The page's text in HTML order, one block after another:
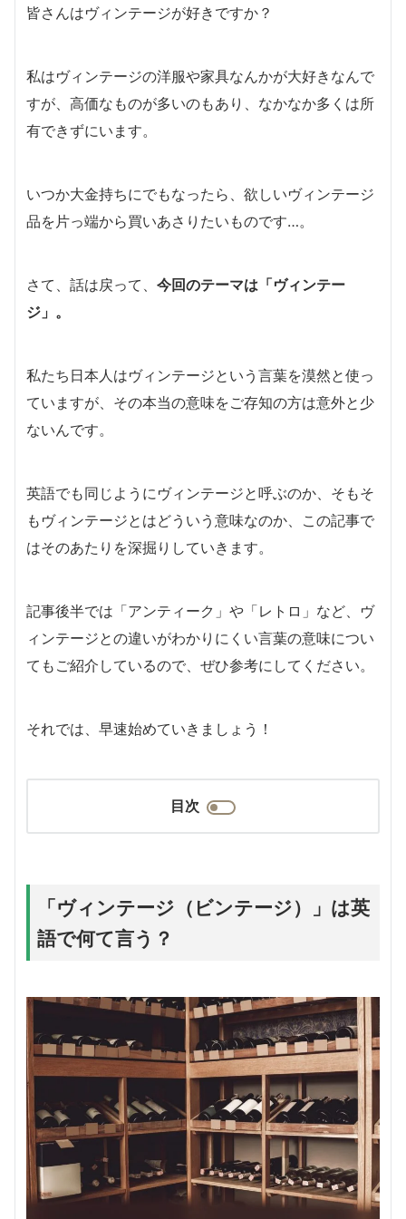
皆さんはヴィンテージが好きですか？
私はヴィンテージの洋服や家具なんかが大好きなんで
すが、高価なものが多いのもあり、なかなか多くは所
有できずにいます。
いつか大金持ちにでもなったら、欲しいヴィンテージ
品を片っ端から買いあさりたいものです…。
さて、話は戻って、 今回のテーマは「ヴィンテー
ジ」。
私たち日本人はヴィンテージという言葉を漠然と使っ
ていますが、その本当の意味をご存知の方は意外と少
ないんです。
英語でも同じようにヴィンテージと呼ぶのか、そもそ
もヴィンテージとはどういう意味なのか、この記事で
はそのあたりを深掘りしていきます。
記事後半では「アンティーク」や「レトロ」など、ヴ
ィンテージとの違いがわかりにくい言葉の意味につい
てもご紹介しているので、ぜひ参考にしてください。
それでは、早速始めていきましょう！
目次
「ヴィンテージ（ビンテージ）」は英
語で何て言う？